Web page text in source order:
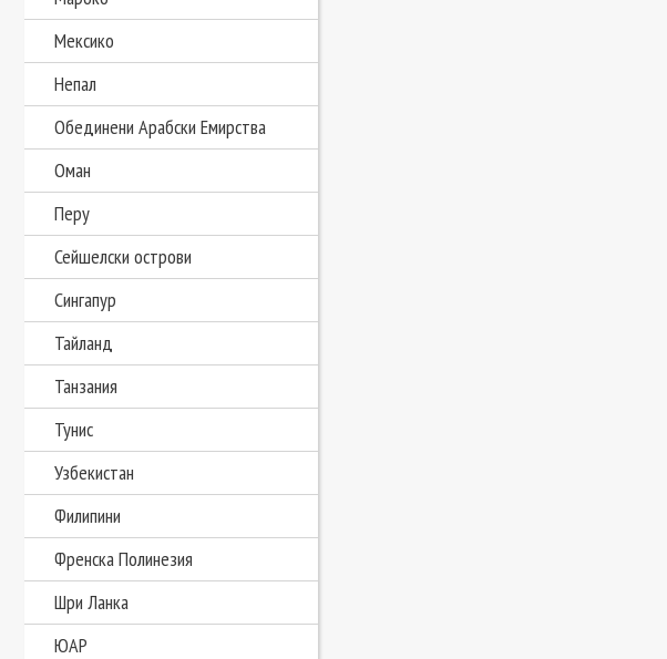
Мексико
Непал
Обединени Арабски Емирства
Оман
Перу
Сейшелски острови
Сингапур
Тайланд
Танзания
Тунис
Узбекистан
Филипини
Френска Полинезия
Шри Ланка
ЮАР